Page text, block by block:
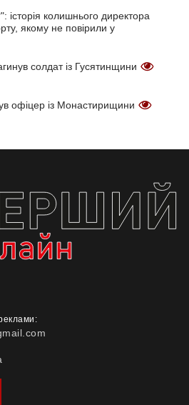
історія колишнього директора
якому не повірили у
солдат із Гусятинщини
офіцер із Монастирищини